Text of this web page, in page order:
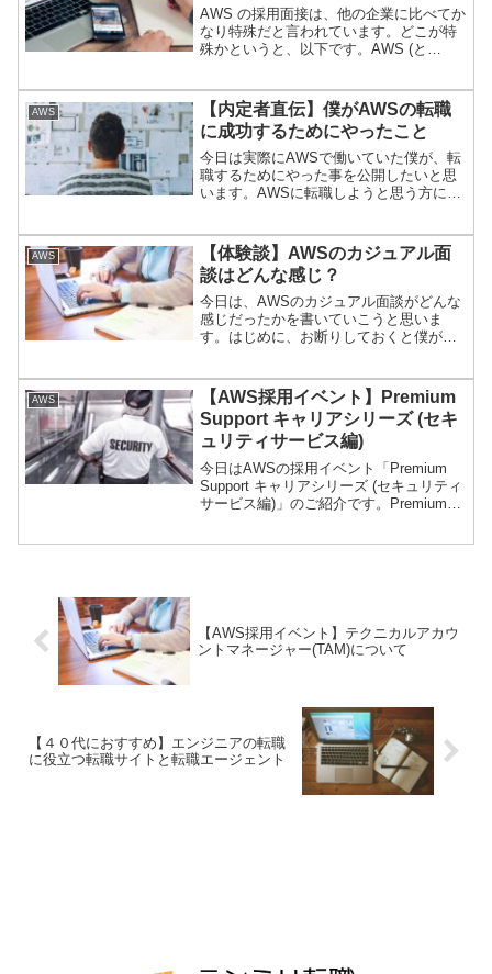
AWS の採用面接は、他の企業に比べてか
なり特殊だと言われています。どこが特
殊かというと、以下です。AWS (と
の際に、その独自カルチャーにマッチす
るか、これまた独特な方法で確認してい
る。ですので、面接の際には そのカル
チャーを理解したうえで しっかり準備
する事が必要です。今日紹介する
Amazon Career Day (2021 年 9 月開催)
自体は、Amazon の採用イベントなんで
ついて詳しく説明されています。つまり
AWS の面接対策にもなる有益な情報がた
くさん掲載されています。ですので、今
日は詳しく紹介していきたいと思いま
す。
AWS
【内定者直伝】僕がAWSの転職
に成功するためにやったこと
今日は実際にAWSで働いていた僕が、転
職するためにやった事を公開したいと思
います。AWSに転職しようと思う方には
AWS の知識よりもカルチャーフィット（
= 面接）が重要です。必ず面接対策をし
てから選考に臨みましょう。この記事で
は面接対策に関しても解説していますの
で、是非参考にしてください。以下、僕
が AWS に転職するためにやったことの
ーキテクトプロフェッショナルサービス
トレーニングエンタープライズサポート
プレミアムサポート実際にAWSの人の話
を聞いてみる転職サイトで情報収集自分
歴書作成転職エージェントと話す面接対
策「リーダーシッププリンシプル」を理
解する「ジェフ・ベゾス 果てなき野望」
策英語技術テスト対策AWS の面接の難易
ら書類を応募しましょう。
AWS
【体験談】AWSのカジュアル面
談はどんな感じ？
今日は、AWSのカジュアル面談がどんな
感じだったかを書いていこうと思いま
す。はじめに、お断りしておくと僕がカ
した。
AWS
【AWS採用イベント】Premium
Support キャリアシリーズ (セキ
ュリティサービス編)
今日はAWSの採用イベント「Premium
Support キャリアシリーズ (セキュリティ
サービス編)」のご紹介です。Premium
【AWS採用イベント】テクニカルアカウ
ントマネージャー(TAM)について
【４０代におすすめ】エンジニアの転職
に役立つ転職サイトと転職エージェント